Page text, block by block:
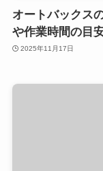
オートバックス
や作業時間の目
2025年11月17日